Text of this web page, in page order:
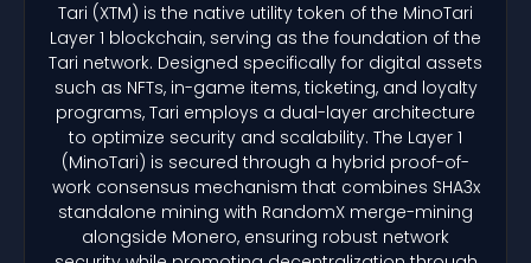
Tari (XTM) is the native utility token of the MinoTari
Layer 1 blockchain, serving as the foundation of the
Tari network. Designed specifically for digital assets
such as NFTs, in-game items, ticketing, and loyalty
programs, Tari employs a dual-layer architecture
to optimize security and scalability. The Layer 1
(MinoTari) is secured through a hybrid proof-of-
work consensus mechanism that combines SHA3x
standalone mining with RandomX merge-mining
alongside Monero, ensuring robust network